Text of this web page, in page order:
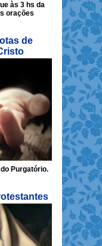
às 3 hs da
orações
de
Purgatório.